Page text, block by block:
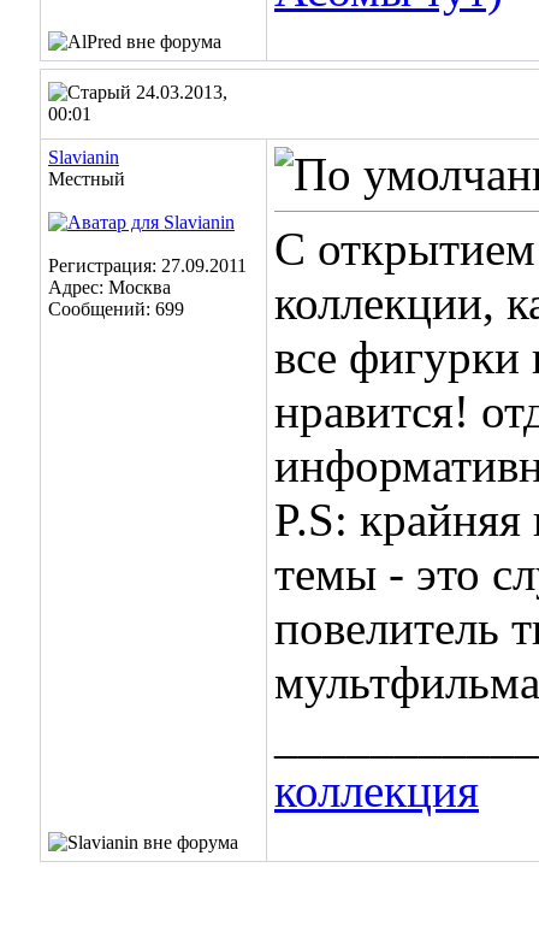
24.03.2013,
00:01
Slavianin
Местный
Регистрация: 27.09.2011
Адрес: Москва
Сообщений: 699
С
коллекции,
все
нравится!
P.S:
темы - это
повелитель
коллекция